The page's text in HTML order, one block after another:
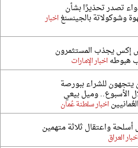
تصدر تحذيرًا بشأن
وشوكولاتة بالجينسنغاخبار
يجذب المستثمرون
هبوطهاخبار الإمارات
يتجهون للشراء ببورصة
الأسبوع.. وميل بيعي
اخبار سلطنة عُمان
واعتقال ثلاثة متهمين
العراق